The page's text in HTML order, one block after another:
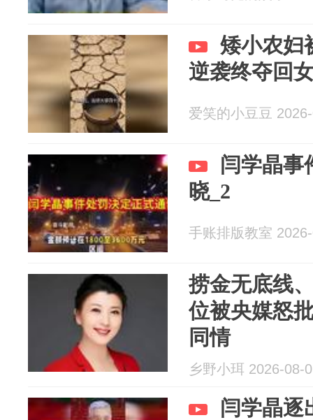
矮小农妇
逆袭终夺回
爱笑的小豆豆
闫学晶事
晓_2
手账排版教室
捞金无底线
位被央媒怒
同情
乡野小珥 2026-08-
闫学晶逐